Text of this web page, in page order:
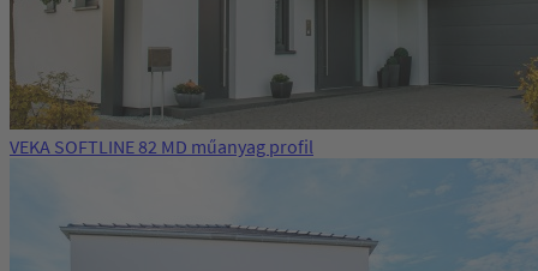
VEKA SOFTLINE 82 MD műanyag profil